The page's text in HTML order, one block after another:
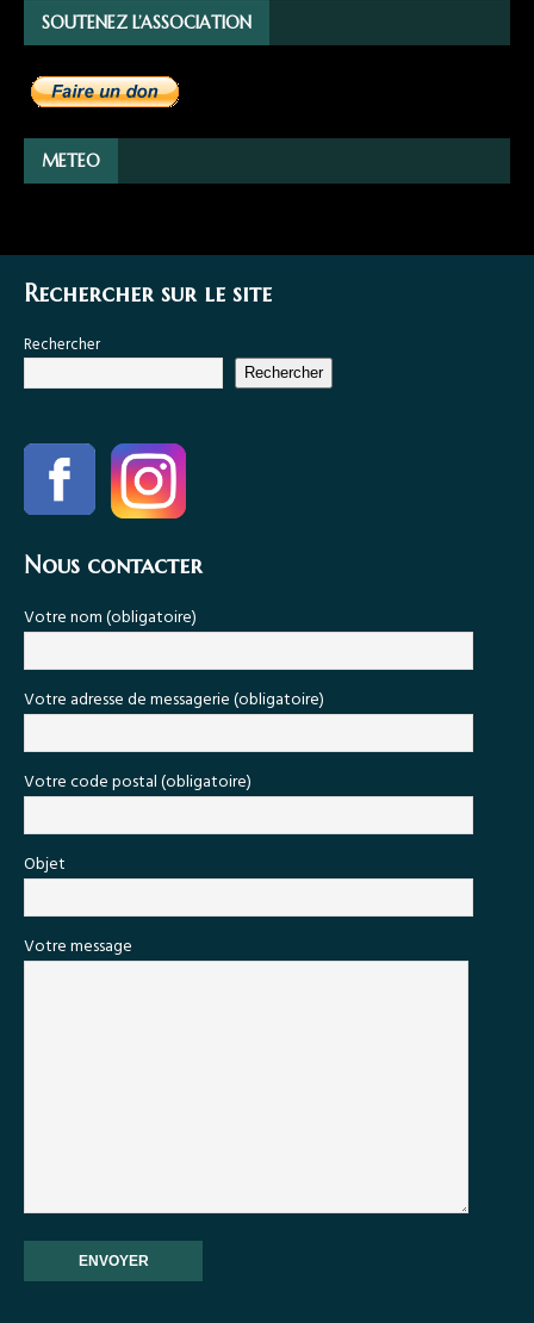
SOUTENEZ L’ASSOCIATION
METEO
Rechercher sur le site
Rechercher
Rechercher
Nous contacter
Votre nom (obligatoire)
Votre adresse de messagerie (obligatoire)
Votre code postal (obligatoire)
Objet
Votre message